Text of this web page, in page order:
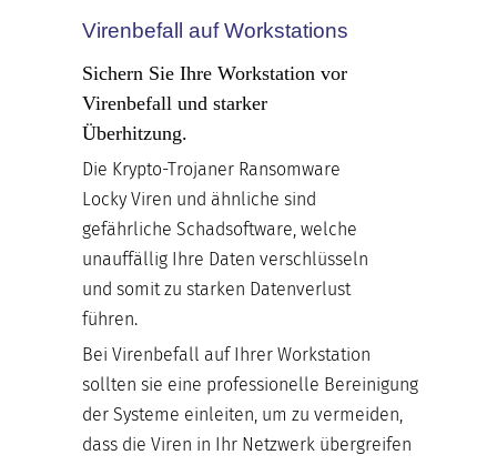
Virenbefall auf Workstations
Sichern Sie Ihre Workstation vor
Virenbefall und starker
Überhitzung.
Die Krypto-Trojaner Ransomware
Locky Viren und ähnliche sind
gefährliche Schadsoftware, welche
unauffällig Ihre Daten verschlüsseln
und somit zu starken Datenverlust
führen.
Bei Virenbefall auf Ihrer Workstation
sollten sie eine professionelle Bereinigung
der Systeme einleiten, um zu vermeiden,
dass die Viren in Ihr Netzwerk übergreifen